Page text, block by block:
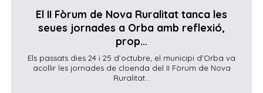
El II Fòrum de Nova Ruralitat tanca les
seues jornades a Orba amb reflexió,
prop...
Els passats dies 24 i 25 d’octubre, el municipi d’Orba va
acollir les jornades de cloenda del II Fòrum de Nova
Ruralitat...